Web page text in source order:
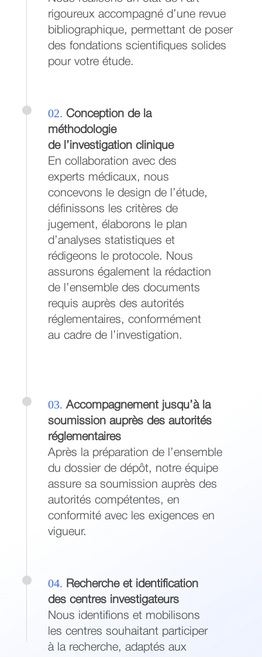
rigoureux accompagné d’une revue
bibliographique, permettant de poser
des fondations scientifiques solides
pour votre étude.
02. Conception de la
méthodologie
de l’investigation clinique
En collaboration avec des
experts médicaux, nous
concevons le design de l’étude,
définissons les critères de
jugement, élaborons le plan
d’analyses statistiques et
rédigeons le protocole. Nous
assurons également la rédaction
de l’ensemble des documents
requis auprès des autorités
réglementaires, conformément
au cadre de l’investigation.
03. Accompagnement jusqu’à la
soumission auprès des autorités
réglementaires
Après la préparation de l’ensemble
du dossier de dépôt, notre équipe
assure sa soumission auprès des
autorités compétentes, en
conformité avec les exigences en
vigueur.
04. Recherche et identification
des centres investigateurs
Nous identifions et mobilisons
les centres souhaitant participer
à la recherche, adaptés aux